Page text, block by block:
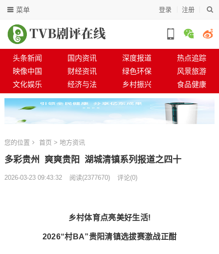
登录 注册
菜单
头条新闻 国内资讯 深度报道
热点追踪
映像中国
财经资讯 绿色环保
风景旅游
文化娱乐
经济与法 乡村振兴 食品健康
您的位置 首页 > 地方资讯
多彩贵州 爽爽贵阳 湖城清镇系列报道之四十
2026-03-23 09:43:32 阅读(2377670) 评论(0)
乡村体育点亮美好生活!
2026“村BA”贵阳清镇选拔赛激战正酣